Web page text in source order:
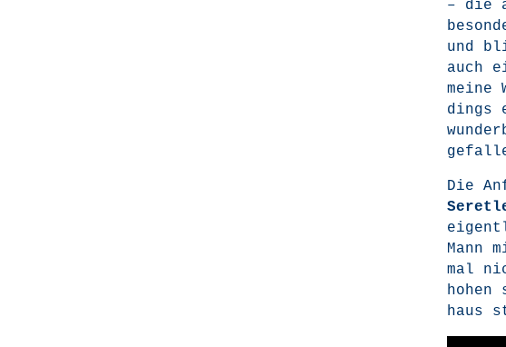
– die
und
auch
mei­ne
dings
Die
Mann
mal
hohen
haus